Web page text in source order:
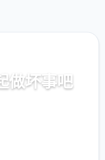
做坏事吧
入口，官网入口，